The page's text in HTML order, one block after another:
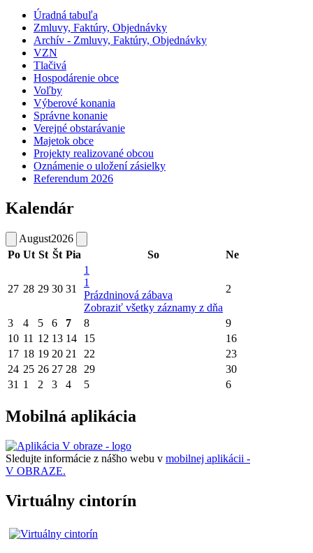
Úradná tabuľa
Zmluvy, Faktúry, Objednávky
Archív - Zmluvy, Faktúry, Objednávky
VZN
Tlačivá
Hospodárenie obce
Voľby
Výberové konania
Správne konanie
Verejné obstarávanie
Majetok obce
Projekty realizované obcou
Oznámenie o uložení zásielky
Referendum 2026
Kalendár
August2026
Po Ut St Št Pia So Ne
27 28 29 30 31
1
1
Prázdninová zábava
Zobraziť všetky záznamy z dňa
2
3 4 5 6 7 8
9
10 11 12 13 14 15
16
17 18 19 20 21 22
23
24 25 26 27 28 29
30
31 1 2 3 4 5 6
Mobilná aplikácia
Sledujte informácie z nášho webu v mobilnej aplikácii -
V OBRAZE.
Virtuálny cintorín